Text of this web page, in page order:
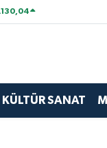
KÜLTÜR SANAT